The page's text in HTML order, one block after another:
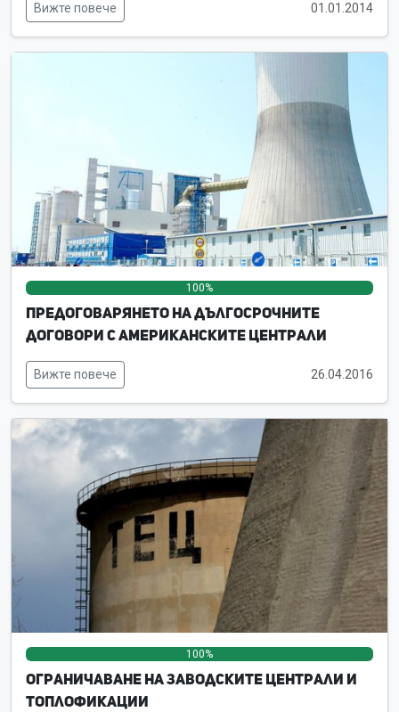
Вижте повече 01.01.2014
100%
Предоговарянето на дългосрочните
договори с американските централи
Вижте повече 26.04.2016
100%
Ограничаване на заводските централи и
топлофикации